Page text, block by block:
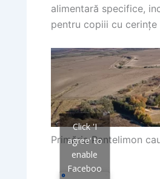
alimentară specifice,
pentru copiii cu
Primăria Pantelimon
Click 'I
agree' to
enable
Faceboo